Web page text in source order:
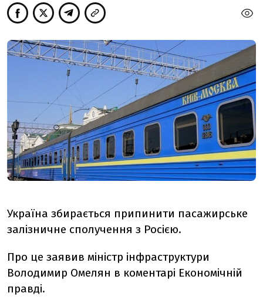
Україна збирається припинити пасажирське
залізничне сполучення з Росією.
Про це заявив міністр інфраструктури
Володимир Омелян в коментарі Економічній
правді.